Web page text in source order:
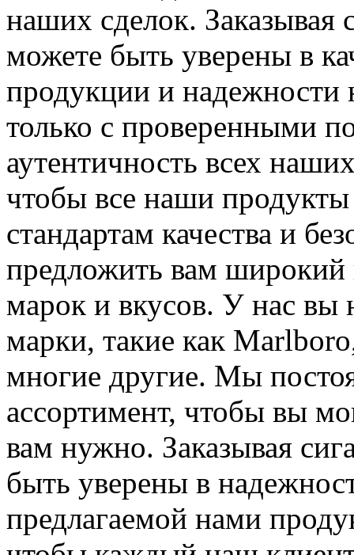
наших сделок. Заказывая
можете быть уверены в
продукции и
только с проверенными
аутентичность всех
чтобы все наши продукты
стандартам качества и
предложить вам широкий
марок и вкусов. У нас вы
марки, такие как
многие другие. Мы
ассортимент, чтобы вы
вам нужно. Заказывая
быть уверены в
предлагаемой нами